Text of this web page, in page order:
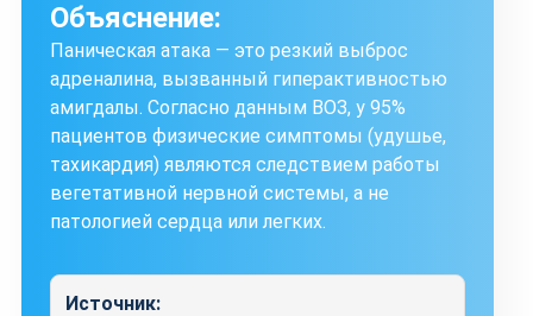
Объяснение:
Паническая атака — это резкий выброс
адреналина, вызванный гиперактивностью
амигдалы. Согласно данным ВОЗ, у 95%
пациентов физические симптомы (удушье,
тахикардия) являются следствием работы
вегетативной нервной системы, а не
патологией сердца или легких.
Источник: